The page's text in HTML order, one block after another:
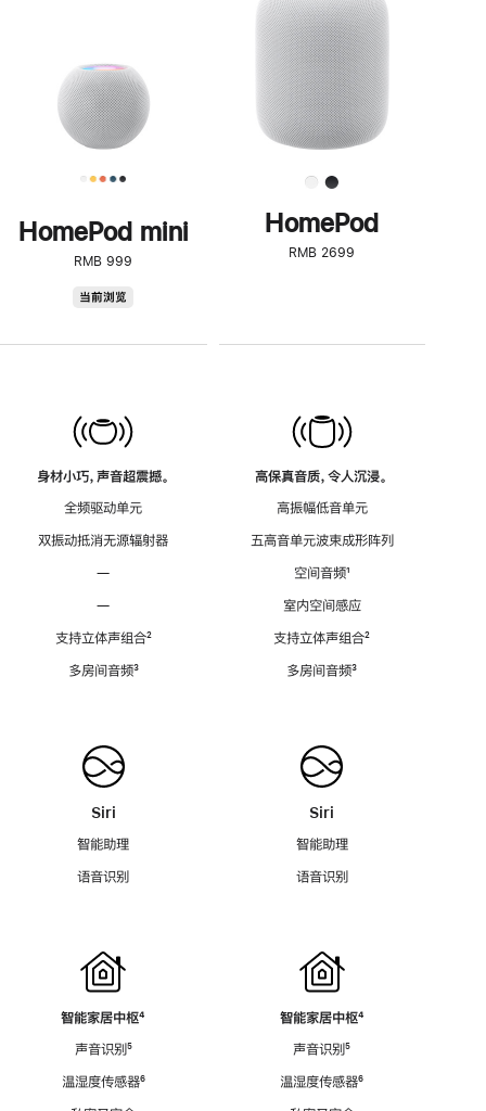
HomePod mini
RMB 999
当前浏览
身材小巧，声音超震撼。
全频驱动单元
双振动抵消无源辐射器
—
—
支持立体声组合脚
²
多房间音频脚
³
Siri
智能助理
语音识别
智能家居中枢脚
⁴
声音识别脚
⁵
温湿度传感器脚
⁶
了
解
HomePod<
HomePod
RMB 2699
高保真音质，令人沉浸。
高振幅低音单元
五高音单元波束成形阵列
空间音频脚
¹
室内空间感应
支持立体声组合脚
²
多房间音频脚
³
Siri
智能助理
语音识别
智能家居中枢脚
⁴
声音识别脚
⁵
温湿度传感器脚
⁶